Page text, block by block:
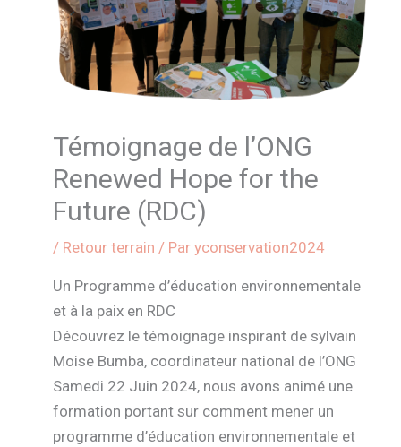
Témoignage de l’ONG
Renewed Hope for the
Future (RDC)
/ Retour terrain / Paryconservation2024
Un Programme d’éducation environnementale
et à la paix en RDC
Découvrez le témoignage inspirant de sylvain
Moise Bumba, coordinateur national de l’ONG
Samedi 22 Juin 2024, nous avons animé une
formation portant sur comment mener un
programme d’éducation environnementale et